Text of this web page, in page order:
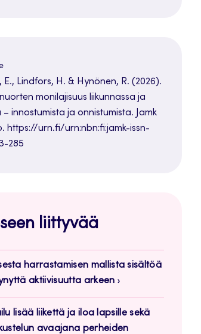
E., Lindfors, H. & Hynönen, R. (2026).
monilajisuus liikunnassa ja
– innostumista ja onnistumista. Jamk
https://urn.fi/urn:nbn:fi:jamk-issn-
285
liittyvää
harrastamisen mallista sisältöä
aktiivisuutta arkeen
lisää liikettä ja iloa lapsille sekä
avaajana perheiden